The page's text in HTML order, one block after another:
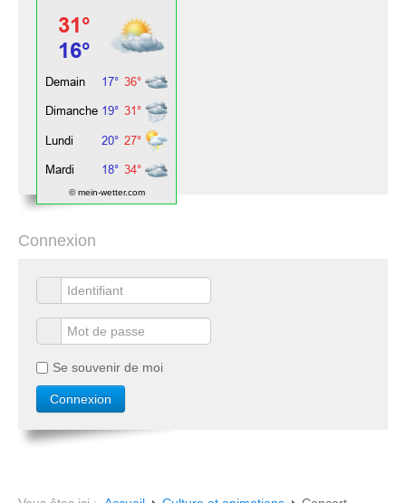
© mein-wetter.com
Connexion
Se souvenir de moi